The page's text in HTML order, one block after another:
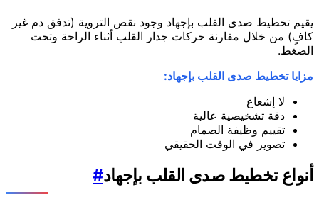
يقيم تخطيط صدى القلب بإجهاد وجود نقص التروية (تدفق دم غير
كافٍ) من خلال مقارنة حركات جدار القلب أثناء الراحة وتحت
الضغط.
مزايا تخطيط صدى القلب بإجهاد:
لا إشعاع
دقة تشخيصية عالية
تقييم وظيفة الصمام
تصوير في الوقت الحقيقي
أنواع تخطيط صدى القلب بإجهاد#